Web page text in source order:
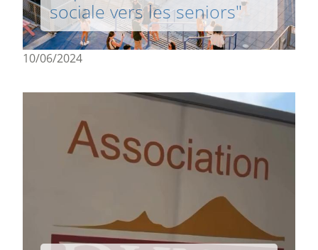
sociale vers les seniors"
10/06/2024